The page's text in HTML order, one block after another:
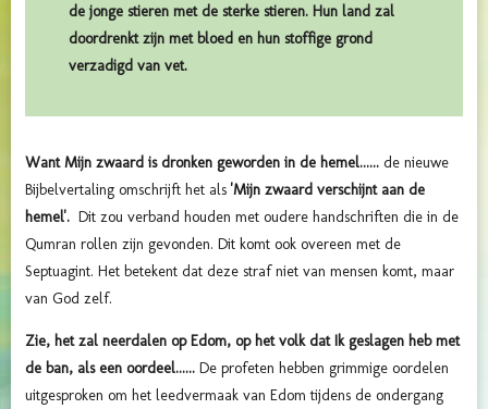
de jonge stieren met de sterke stieren. Hun land zal
doordrenkt zijn met bloed en hun stoffige grond
verzadigd van vet.
Want Mijn zwaard is dronken geworden in de hemel...... de nieuwe
Bijbelvertaling omschrijft het als 'Mijn zwaard verschijnt aan de
hemel'. Dit zou verband houden met oudere handschriften die in de
Qumran rollen zijn gevonden. Dit komt ook overeen met de
Septuagint. Het betekent dat deze straf niet van mensen komt, maar
van God zelf.
Zie, het zal neerdalen op Edom, op het volk dat Ik geslagen heb met
de ban, als een oordeel...... De profeten hebben grimmige oordelen
uitgesproken om het leedvermaak van Edom tijdens de ondergang